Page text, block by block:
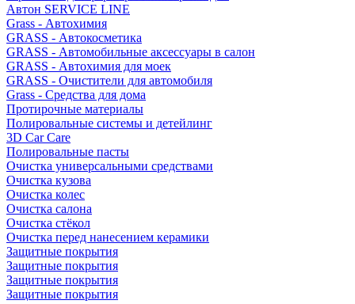
Автон SERVICE LINE
Grass - Автохимия
GRASS - Автокосметика
GRASS - Автомобильные аксессуары в салон
GRASS - Автохимия для моек
GRASS - Очистители для автомобиля
Grass - Средства для дома
Протирочные материалы
Полировальные системы и детейлинг
3D Car Care
Полировальные пасты
Очистка универсальными средствами
Очистка кузова
Очистка колес
Очистка салона
Очистка стёкол
Очистка перед нанесением керамики
Защитные покрытия
Защитные покрытия
Защитные покрытия
Защитные покрытия